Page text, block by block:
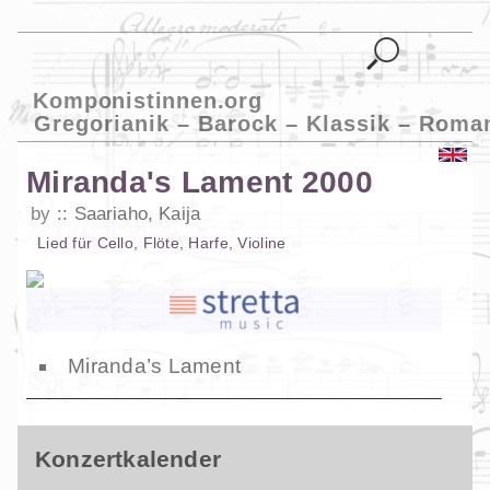
Komponistinnen.org
Gregorianik – Barock – Klassik –
Miranda's Lament 2000
by Saariaho, Kaija
Lied für Cello, Flöte, Harfe,Violine
Miranda’s Lament
Konzertkalender